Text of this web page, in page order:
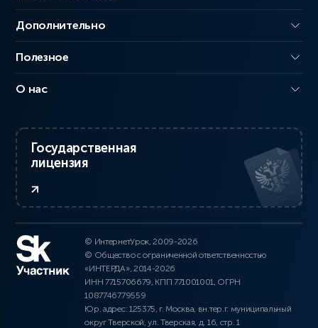
Дополнительно
Полезное
О нас
Государственная
лицензия
© ИнтернетУрок, 2009-2026
© Общество с ограниченной ответственностью
«ИНТЕРДА», 2014-2026
ИНН 7715706679, КПП 771001001, ОГРН
1087746779559
Юр. адрес: 125375, г. Москва, вн.тер.г. муниципальный
округ Тверской, ул. Тверская, д. 16, стр. 1